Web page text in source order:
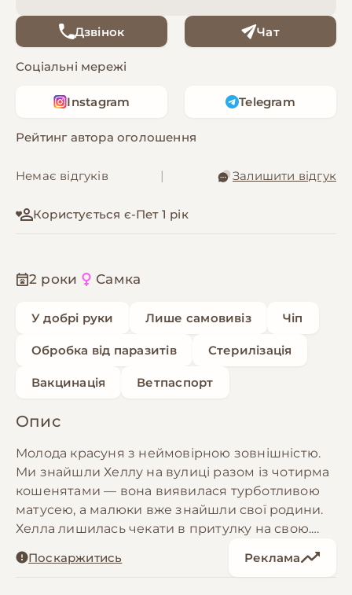
Дзвінок Чат
Соціальні мережі
Instagram Telegram
Рейтинг автора оголошення
Немає відгуків Залишити відгук
Користується є-Пет 1 рік
2 роки Самка
У добрі руки Лише самовивіз Чіп
Обробка від паразитів Стерилізація
Вакцинація Ветпаспорт
Опис
Молода красуня з неймовірною зовнішністю.
Ми знайшли Хеллу на вулиці разом із чотирма
кошенятами — вона виявилася турботливою
матусею, а малюки вже знайшли свої родини.
Хелла лишилась чекати в притулку на свою.
грайлива. Фотографувати її справжнє
Поскаржитись Реклама